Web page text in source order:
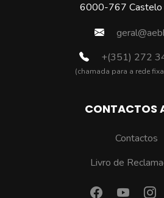
6000-767 Castelo
+(351) 272
(chamada para a rede
CONTACTOS
Contactos
Livro de